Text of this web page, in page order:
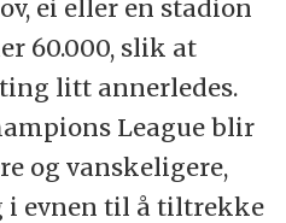
ei eller en stadion
60.000, slik at
litt annerledes.
League blir
og vanskeligere,
i evnen til å tiltrekke